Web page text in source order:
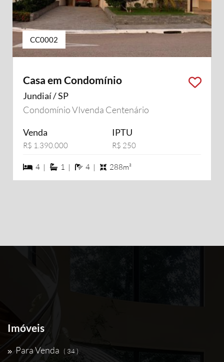
CC0002
Casa em Condomínio
Jundiaí / SP
Condomínio VIvenda Centenário
Venda
R$ 1.390.000
IPTU
R$ 250
4 dormiórios
4 | 1 suítes
1 | 4 banheiros
4 | 288m²
Imóveis
Para Venda ( 34 )